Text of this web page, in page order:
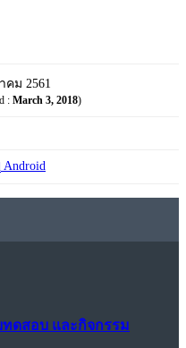
ม 2561
: March 3, 2018)
Android
ทดสอบ และกิจกรรม